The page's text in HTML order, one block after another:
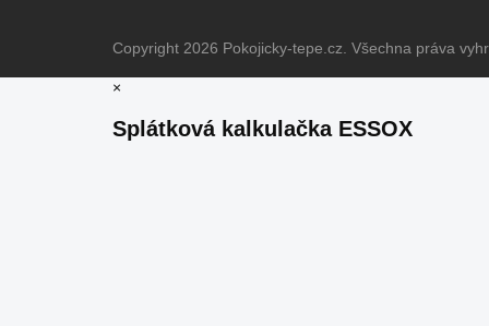
Copyright 2026 Pokojicky-tepe.cz. Všechna práva
×
Splátková kalkulačka ESSOX